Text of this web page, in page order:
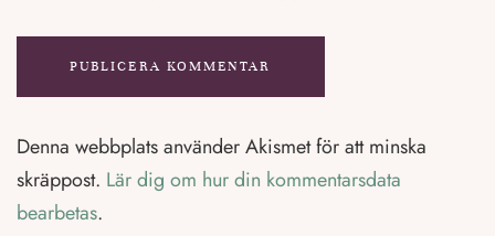
Denna webbplats använder Akismet för att minska
skräppost. Lär dig om hur din kommentarsdata
bearbetas.